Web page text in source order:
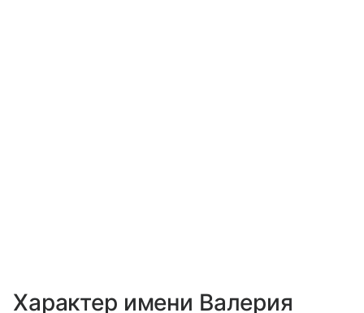
Характер имени Валерия